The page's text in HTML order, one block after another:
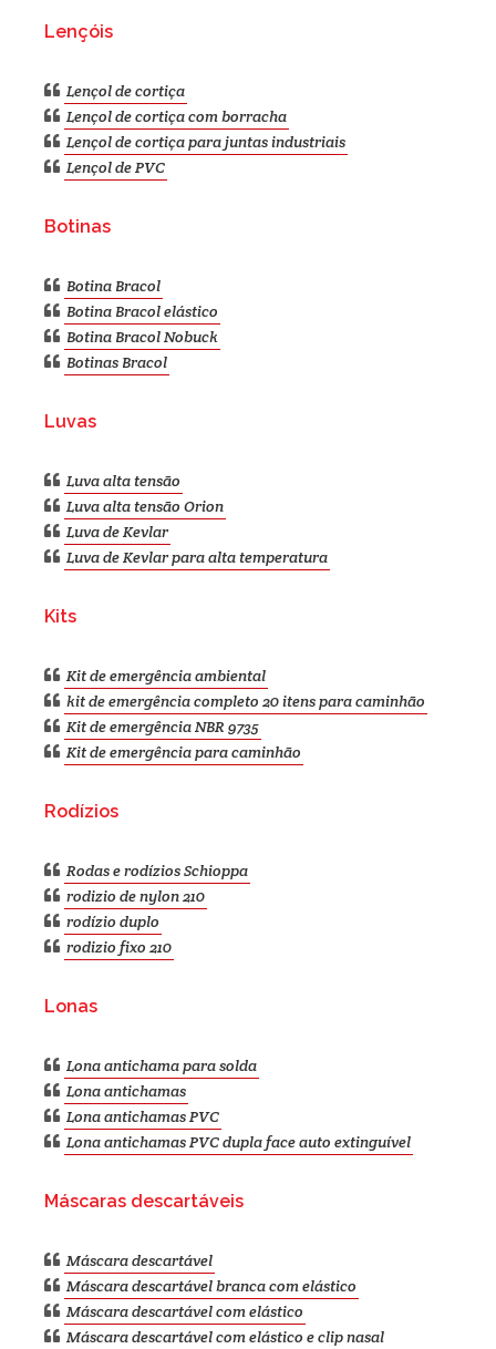
Lençóis
Lençol de cortiça
Lençol de cortiça com borracha
Lençol de cortiça para juntas industriais
Lençol de PVC
Botinas
Botina Bracol
Botina Bracol elástico
Botina Bracol Nobuck
Botinas Bracol
Luvas
Luva alta tensão
Luva alta tensão Orion
Luva de Kevlar
Luva de Kevlar para alta temperatura
Kits
Kit de emergência ambiental
kit de emergência completo 20 itens para caminhão
Kit de emergência NBR 9735
Kit de emergência para caminhão
Rodízios
Rodas e rodízios Schioppa
rodizio de nylon 210
rodízio duplo
rodizio fixo 210
Lonas
Lona antichama para solda
Lona antichamas
Lona antichamas PVC
Lona antichamas PVC dupla face auto extinguível
Máscaras descartáveis
Máscara descartável
Máscara descartável branca com elástico
Máscara descartável com elástico
Máscara descartável com elástico e clip nasal